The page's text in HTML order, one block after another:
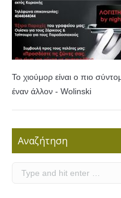
Το χιούμορ είναι ο πιο
έναν άλλον - Wolinski
Αναζήτηση